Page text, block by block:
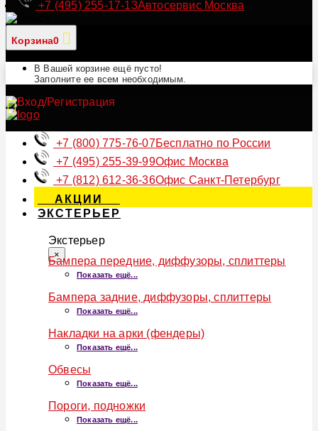
+7 (495) 255-17-13Автосервис Москва
Корзина0
В Вашей корзине ещё пусто!
Заполните ее всем необходимым.
+7 (800) 775-76-07Бесплатно по России
+7 (495) 255-39-99Офис Москва
+7 (812) 612-36-36Офис Санкт-Петербург
АКЦИИ
ЭКСТЕРЬЕР
Экстерьер
×
Бампера передние, диффузоры, сплиттеры
Показать ещё...
Бампера задние, диффузоры, сплиттеры
Показать ещё...
Накладки на арки (фендеры)
Показать ещё...
Обвесы
Показать ещё...
Пороги, подножки
Показать ещё...